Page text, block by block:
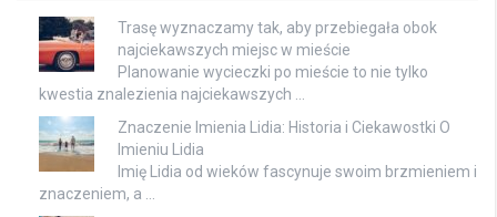
Trasę wyznaczamy tak, aby przebiegała obok
najciekawszych miejsc w mieście
Planowanie wycieczki po mieście to nie tylko
kwestia znalezienia najciekawszych …
Znaczenie Imienia Lidia: Historia i Ciekawostki O
Imieniu Lidia
Imię Lidia od wieków fascynuje swoim brzmieniem i
znaczeniem, a …